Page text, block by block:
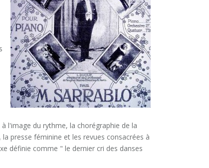
l'image du rythme, la chorégraphie de la
presse féminine et les revues consacrées à
définie comme " le dernier cri des danses